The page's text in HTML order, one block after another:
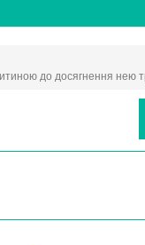
до досягнення нею